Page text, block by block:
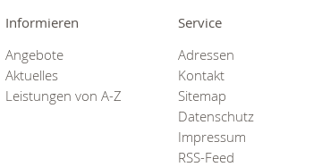
Informieren
Angebote
Aktuelles
Leistungen von A-Z
Service
Adressen
Kontakt
Sitemap
Datenschutz
Impressum
RSS-Feed